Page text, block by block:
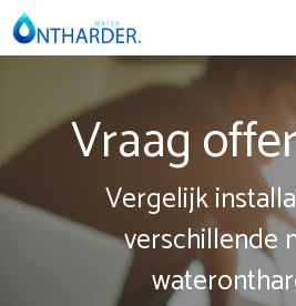
Spring
naar
Vraag
Vergelijk
verschillende